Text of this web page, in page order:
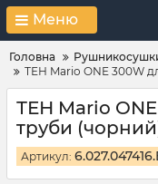
Меню
Головна
ТЕН Mario ONE 300W
ТЕН Mario
труби
Артикул: